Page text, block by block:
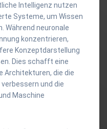
Intelligenz nutzen
Systeme, um Wissen
Während neuronale
konzentrieren,
Konzeptdarstellung
Dies schafft eine
Architekturen, die die
und die
Maschine